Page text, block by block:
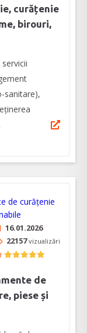
curățenie
birouri,
sanitare),
16.01.2026
22157vizualizări
de
piese și